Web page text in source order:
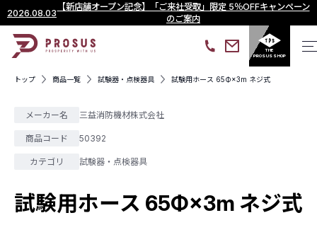
2026.08.03
【新店舗オープン記念】「ご来社受取」限定 5％OFFキャンペーン
のご案内
THE
PROSUS SHOP
トップ 商品一覧 試験器・点検器具 試験用ホース 65Φ×3m ネジ式
メーカー名 三益消防機材株式会社
商品コード 50392
カテゴリ 試験器・点検器具
試験用ホース 65Φ×3m ネジ式